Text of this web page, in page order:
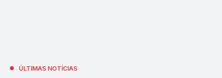
ÚLTIMAS NOTÍCIAS